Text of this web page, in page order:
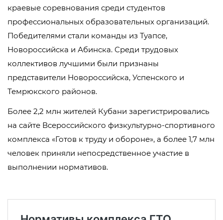
краевые соревнования среди студентов
профессиональных образовательных организаций.
Победителями стали команды из Туапсе,
Новороссийска и Абинска. Среди трудовых
коллективов лучшими были признаны
представители Новороссийска, Успенского и
Темрюкского районов.
Более 2,2 млн жителей Кубани зарегистрировались
на сайте Всероссийского физкультурно-спортивного
комплекса «Готов к труду и обороне», а более 1,7 млн
человек приняли непосредственное участие в
выполнении нормативов.